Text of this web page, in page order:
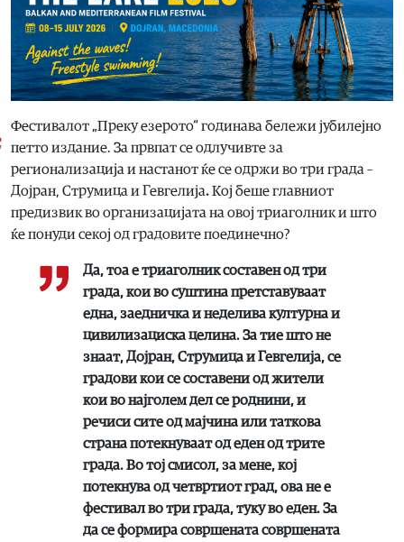
Фестивалот „Преку езерото“ годинава бележи јубилејно
петто издание. За првпат се одлучивте за
регионализација и настанот ќе се одржи во три града –
Дојран, Струмица и Гевгелија.Кој беше главниот
предизвик во организацијата на овој триаголник и што
ќе понуди секој од градовите поединечно?
Да, тоа е триаголник составен од три
града, кои во суштина претставуваат
една, заедничка и неделива културна и
цивилизациска целина. За тие што не
знаат, Дојран, Струмица и Гевгелија, се
градови кои се составени од жители
кои во најголем дел се роднини, и
речиси сите од мајчина или таткова
страна потекнуваат од еден од трите
града. Во тој смисол, за мене, кој
потекнува од четвртиот град, ова не е
фестивал во три града, туку во еден. За
да се формира совршената совршената